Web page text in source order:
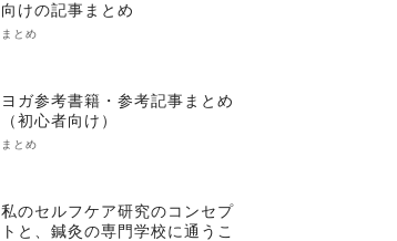
向けの記事まとめ
まとめ
ヨガ参考書籍・参考記事まとめ
（初心者向け）
まとめ
私のセルフケア研究のコンセプ
トと、鍼灸の専門学校に通うこ